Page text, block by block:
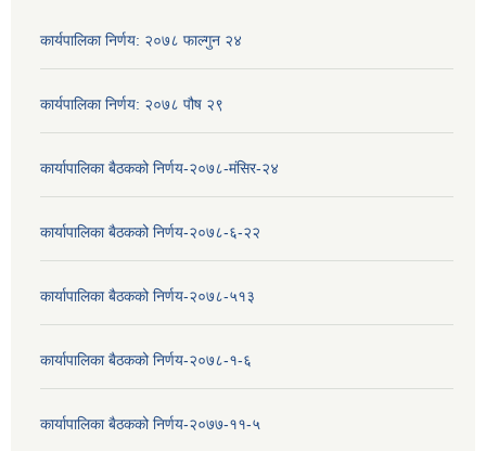
कार्यपालिका निर्णय: २०७८ फाल्गुन २४
कार्यपालिका निर्णय: २०७८ पौष २९
कार्यापालिका बैठकको निर्णय-२०७८-मंसिर-२४
कार्यापालिका बैठकको निर्णय-२०७८-६-२२
कार्यापालिका बैठकको निर्णय-२०७८-५१३
कार्यापालिका बैठकको निर्णय-२०७८-१-६
कार्यापालिका बैठकको निर्णय-२०७७-११-५